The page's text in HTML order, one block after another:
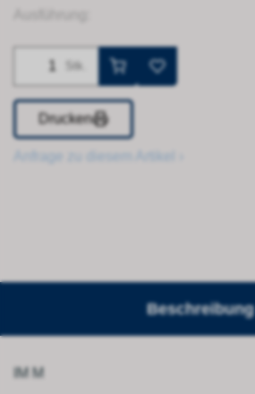
Stk.
Drucken
Anfrage zu diesem Artikel ›
Beschreibung
IM M